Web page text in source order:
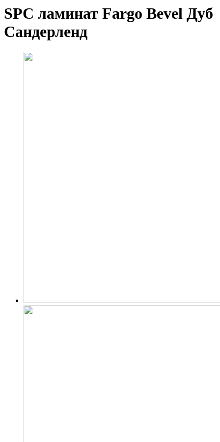
SPC ламинат Fargo Bevel Дуб
Сандерленд